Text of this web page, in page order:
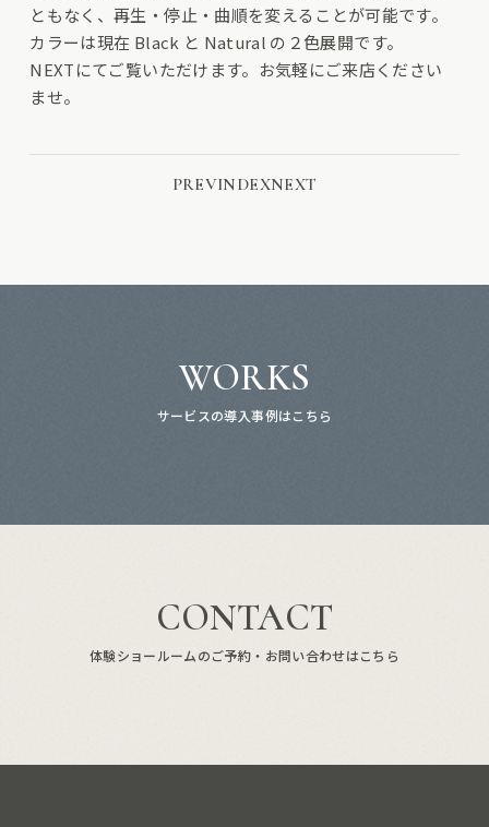
ともなく、再生・停止・曲順を変えることが可能です。
カラーは現在 Black と Natural の２色展開です。
NEXTにてご覧いただけます。お気軽にご来店ください
ませ。
PREVINDEXNEXT
WORKS
サービスの導入事例はこちら
CONTACT
体験ショールームのご予約・お問い合わせはこちら